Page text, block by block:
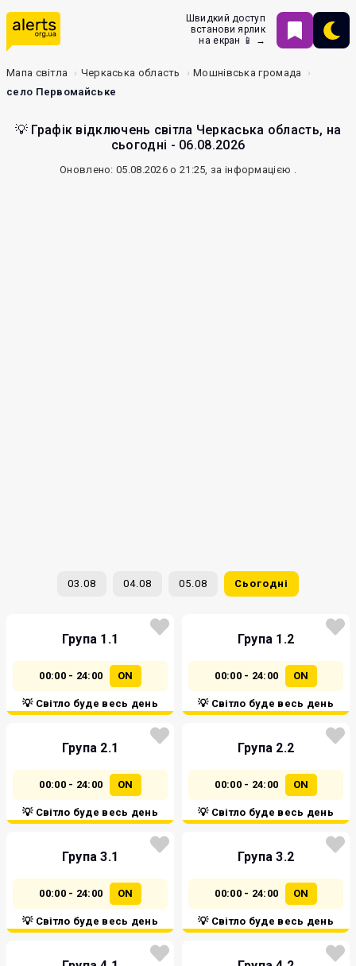
Швидкий доступ
встанови ярлик
на екран 📱 →
Мапа світла Черкаська область
Мошнівська громада
село Первомайське
💡 Графік відключень світла Черкаська область, на
сьогодні - 06.08.2026
Оновлено: 05.08.2026 о 21:25, за інформацією .
03.08 04.08 05.08 Сьогодні
Група 1.1
00:00 - 24:00 ON
💡 Світло буде весь день
Група 1.2
00:00 - 24:00 ON
💡 Світло буде весь день
Група 2.1
00:00 - 24:00 ON
💡 Світло буде весь день
Група 2.2
00:00 - 24:00 ON
💡 Світло буде весь день
Група 3.1
00:00 - 24:00 ON
💡 Світло буде весь день
Група 3.2
00:00 - 24:00 ON
💡 Світло буде весь день